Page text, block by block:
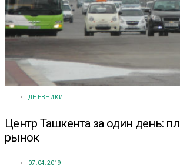
ДНЕВНИКИ
Центр Ташкента за один день:
рынок
07.04.2019